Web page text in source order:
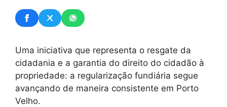
Uma iniciativa que representa o resgate da
cidadania e a garantia do direito do cidadão à
propriedade: a regularização fundiária segue
avançando de maneira consistente em Porto
Velho.